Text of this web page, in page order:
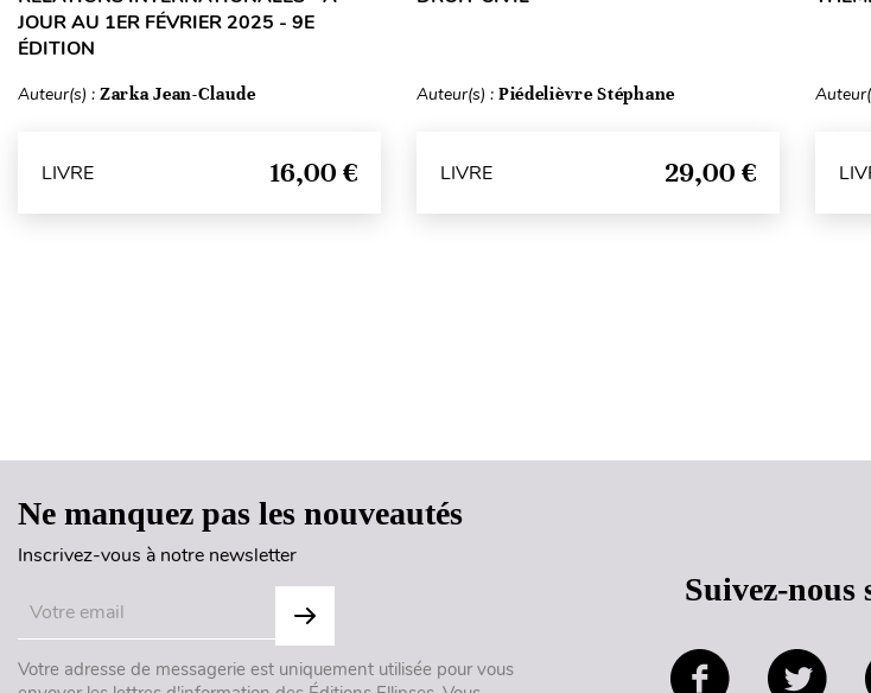
JOUR AU 1ER FÉVRIER 2025 - 9E
ÉDITION
Auteur(s) : Zarka Jean-Claude
LIVRE 16,00 €
Auteur(s) : Piédelièvre Stéphane
LIVRE 29,00 €
Ne manquez pas les nouveautés
Inscrivez-vous à notre newsletter
Votre adresse de messagerie est uniquement utilisée pour vous
Suivez-nous